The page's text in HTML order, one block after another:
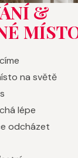
&
na světě
lépe
odcházet